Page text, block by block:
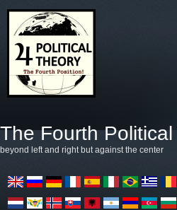
The Fourth
beyond left and right but against the center